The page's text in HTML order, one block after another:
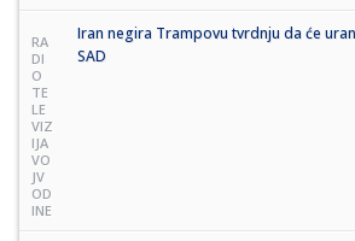
RA
DI
O
TE
LE
VIZ
IJA
VO
JV
OD
INE
Iran negira Trampovu tvrdnju da će
SAD